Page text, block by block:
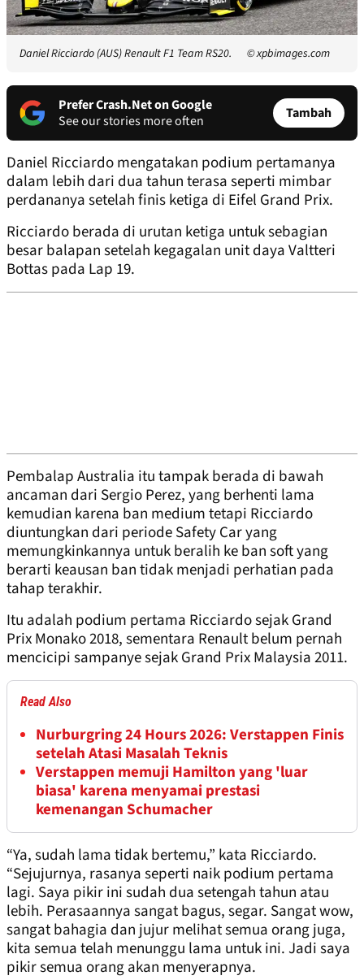
Daniel Ricciardo (AUS) Renault F1 Team RS20. © xpbimages.com
Prefer Crash.Net on Google
See our stories more often
Tambah
Daniel Ricciardo mengatakan podium pertamanya
dalam lebih dari dua tahun terasa seperti mimbar
perdananya setelah finis ketiga di Eifel Grand Prix.
Ricciardo berada di urutan ketiga untuk sebagian
besar balapan setelah kegagalan unit daya Valtteri
Bottas pada Lap 19.
Pembalap Australia itu tampak berada di bawah
ancaman dari Sergio Perez, yang berhenti lama
kemudian karena ban medium tetapi Ricciardo
diuntungkan dari periode Safety Car yang
memungkinkannya untuk beralih ke ban soft yang
berarti keausan ban tidak menjadi perhatian pada
tahap terakhir.
Itu adalah podium pertama Ricciardo sejak Grand
Prix Monako 2018, sementara Renault belum pernah
mencicipi sampanye sejak Grand Prix Malaysia 2011.
Read Also
Nurburgring 24 Hours 2026: Verstappen Finis
setelah Atasi Masalah Teknis
Verstappen memuji Hamilton yang 'luar
biasa' karena menyamai prestasi
kemenangan Schumacher
“Ya, sudah lama tidak bertemu,” kata Ricciardo.
“Sejujurnya, rasanya seperti naik podium pertama
lagi. Saya pikir ini sudah dua setengah tahun atau
lebih. Perasaannya sangat bagus, segar. Sangat wow,
sangat bahagia dan jujur melihat semua orang juga,
kita semua telah menunggu lama untuk ini. Jadi saya
pikir semua orang akan menyerapnya.